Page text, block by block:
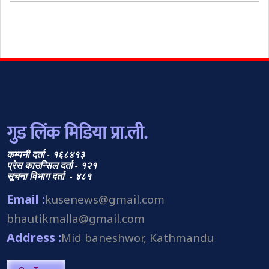
गुड लिंक मिडिया प्रा.ली.
कम्पनी दर्ता - १६८४१३
प्रेस काउन्सिल दर्ता - १२१
सूचना विभाग दर्ता - ४८१
Email :kusenews@gmail.com
bhautikmalla@gmail.com
Address :Mid baneshwor, Kathmandu